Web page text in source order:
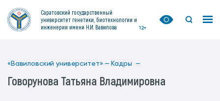
Саратовский государственный
университет генетики, биотехнологии и
инженерии имени Н.И. Вавилова
12+
«Вавиловский университет» — Кадры —
Говорунова Татьяна Владимировна